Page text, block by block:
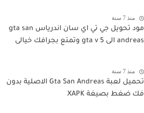
منذ 7 سنة
مود تحويل جي تي اي سان اندرياس gta san
andreas الى gta v 5 وتمتع بجرافك خيالى
منذ 7 سنة
تحميل لعبة Gta San Andreas الاصلية بدون
فك ضغط بصيغة XAPK